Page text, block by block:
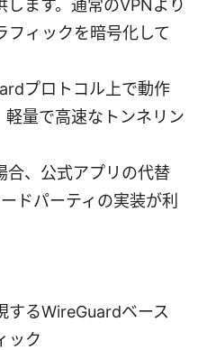
します。通常のVPNより
フィックを暗号化して
プロトコル上で動作
軽量で高速なトンネリン
合、公式アプリの代替
ドパーティの実装が利
するWireGuardベース
ック